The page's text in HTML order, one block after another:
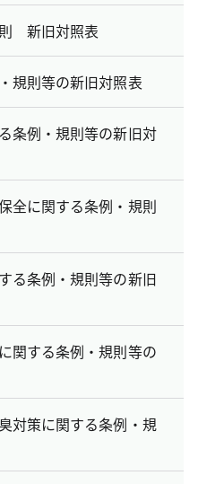
新旧対照表
規則等の新旧対照表
条例・規則等の新旧対
全に関する条例・規則
る条例・規則等の新旧
関する条例・規則等の
対策に関する条例・規